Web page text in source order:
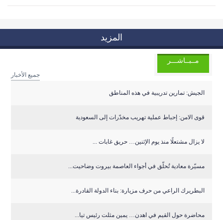
المزيد
مــبــاشـــر
جميع الأخبار
الجيش: تمارين تدريبية في هذه المناطق
قوى الامن: إحباط عملية تهريب مخدّرات إلى السعودية
لا يزال مشتعلًا منذ يوم الإثنين… حريق غابات ...
مسيّرة معادية تُحلّق في أجواء العاصمة بيروت وضاحيت...
البطريرك الراعي من حرف مزيارة: بناء الدولة القادرة...
محاضرة حول القيم في اهدن… يمين مثلت رئيس تيا...